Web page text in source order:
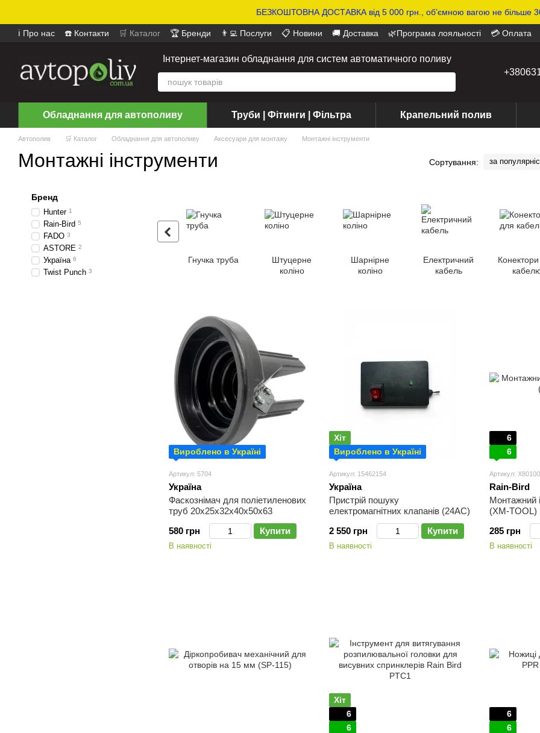
БЕЗКОШТОВНА ДОСТАВКА від 5 000 грн., обʼємною вагою не більше
ℹ️ Про нас ☎️ Контакти 🛒 Каталог 🏆 Бренди 👨‍💻 Послуги 📋 Новини 🚚 Доставка 🌿Програма лояльності
💳 Оплата
Інтернет-магазин обладнання для систем автоматичного поливу
Обладнання для автополиву Труби | Фітинги | Фільтра Крапельний полив
Автополив 🛒 Каталог Обладнання для автополиву Аксесуари для монтажу Монтажні інструменти
Монтажні інструменти Сортування: за
Гнучка труба
Штуцерне
коліно
Шарнірне
коліно
Електричний
кабель
Вироблено в Україні
Артикул: 5704
Україна
Фаскознімач для поліетиленових
труб 20х25х32х40х50х63
580 грн
Купити
В наявності
Хіт
Вироблено в Україні
Артикул: 15462154
Україна
Пристрій пошуку
електромагнітних клапанів (24AC)
2 550 грн
Купити
В наявності
6
6
Артикул: X80100
Rain-Bird
Монтажний
(XM-TOOL)
285 грн
В наявності
Хіт
6
6
6
6
Бренд
Hunter 1
Rain-Bird 5
FADO 3
ASTORE 2
Україна 6
Twist Punch 3